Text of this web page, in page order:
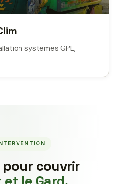
systèmes GPL,
pour couvrir